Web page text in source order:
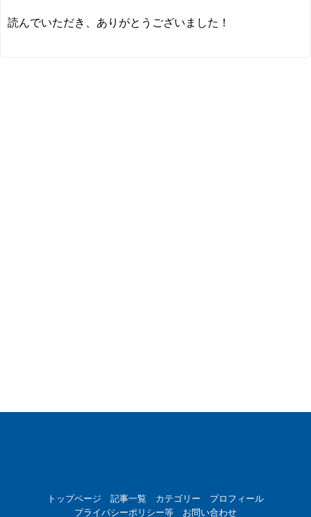
読んでいただき、ありがとうございました！
トップページ 記事一覧 カテゴリー
プロフィール
プライバシーポリシー等
お問い合わせ